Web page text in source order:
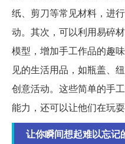
纸、剪刀等常见材料，进
动。其次，可以利用易碎
模型，增加手工作品的趣
见的生活用品，如瓶盖、
创意活动。这些简单的手
能力，还可以让他们在玩耍
让你瞬间想起难以忘记